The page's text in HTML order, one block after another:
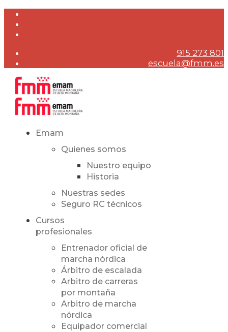
915 273 801
escuela@fmm.es
Emam
Quienes somos
Nuestro equipo
Historia
Nuestras sedes
Seguro RC técnicos
Cursos
profesionales
Entrenador oficial de
marcha nórdica
Árbitro de escalada
Arbitro de carreras
por montaña
Arbitro de marcha
nórdica
Equipador comercial